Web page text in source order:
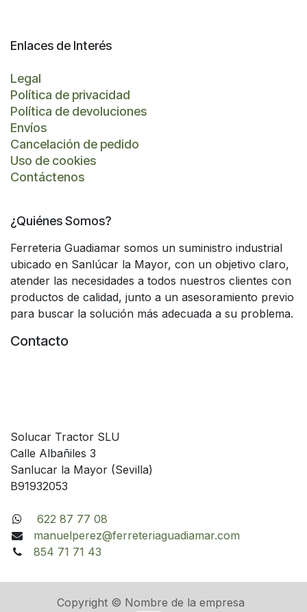
Enlaces de Interés
Legal
Política de privacidad
Política de devoluciones
Envíos
Cancelación de pedido
Uso de cookies
Contáctenos
¿Quiénes Somos?
Ferreteria Guadiamar somos un suministro industrial
ubicado en Sanlúcar la Mayor, con un objetivo claro,
atender las necesidades a todos nuestros clientes con
productos de calidad, junto a un asesoramiento previo
para buscar la solución más adecuada a su problema.
Contacto
Solucar Tractor SLU
Calle Albañiles 3
Sanlucar la Mayor (Sevilla)
B91932053
622 87 77 08
manuelperez@ferreteriaguadiamar.com
854 71 71 43
Copyright © Nombre de la empresa